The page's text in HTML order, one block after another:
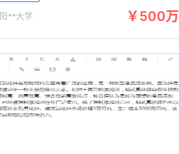
**大学 ￥500万